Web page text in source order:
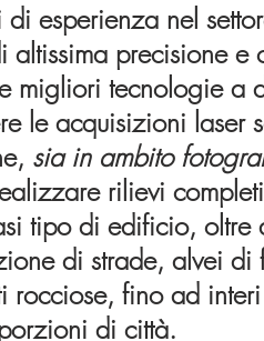
esperienza nel
precisione e
migliori tecnologie a
le acquisizioni laser
sia in ambito
rilievi
tipo di edificio, oltre
di strade, alvei di
rocciose, fino ad
di città.